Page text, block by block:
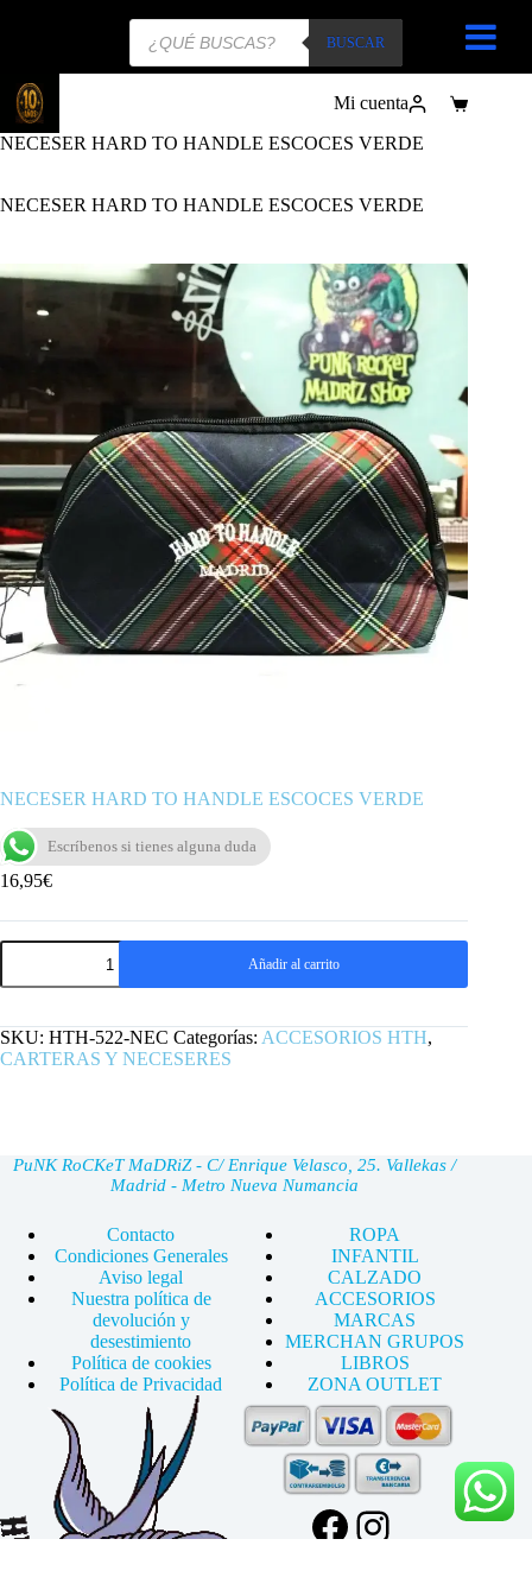
Búsqueda
BUSCAR
Mi cuenta
Carro
NECESER HARD TO HANDLE ESCOCES VERDE
NECESER HARD TO HANDLE ESCOCES VERDE
NECESER HARD TO HANDLE ESCOCES VERDE
Escríbenos si tienes alguna duda
16,95€
NECESER
TO
ESCOCES
VERDE
cantidad
Añadir al carrito
SKU: HTH-522-NEC Categorías: ACCESORIOS HTH,
CARTERAS Y NECESERES
PuNK RoCKeT MaDRiZ - C/ Enrique Velasco, 25. Vallekas /
Madrid - Metro Nueva Numancia
Contacto
Condiciones Generales
Aviso legal
Nuestra política de
devolución y
desestimiento
Política de cookies
Política de Privacidad
ROPA
INFANTIL
CALZADO
ACCESORIOS
MARCAS
MERCHAN GRUPOS
LIBROS
ZONA OUTLET
Facebook
Instagram